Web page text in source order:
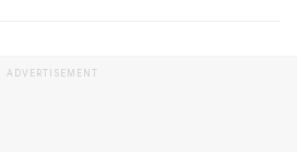
ADVERTISEMENT